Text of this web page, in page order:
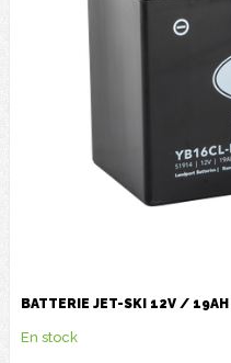
BATTERIE JET-SKI 12V /
En stock